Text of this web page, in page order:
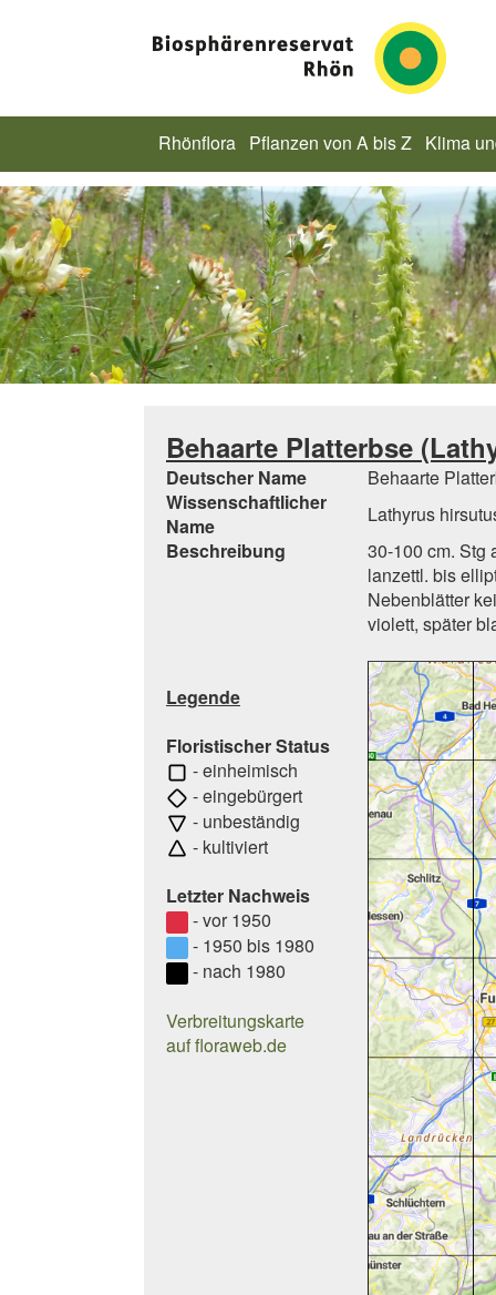
Rhönflora Pflanzen von A bis Z Klima
Behaarte Platterbse
Deutscher Name
Behaarte
Wissenschaftlicher
Name
Lathyrus
Beschreibung
30-100 cm. Stg
lanzettl. bis
Nebenblätter
violett, später
Legende
Floristischer Status
- einheimisch
- eingebürgert
- unbeständig
- kultiviert
Letzter Nachweis
- vor 1950
- 1950 bis 1980
- nach 1980
Verbreitungskarte
auf floraweb.de